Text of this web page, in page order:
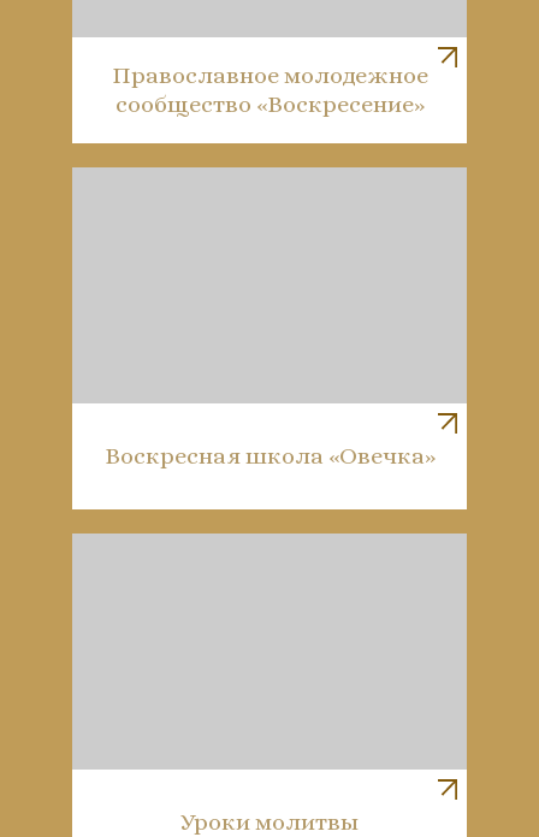
Уроки молитвы
Воскресная школа «Овечка»
Православное молодежное
сообщество «Воскресение»